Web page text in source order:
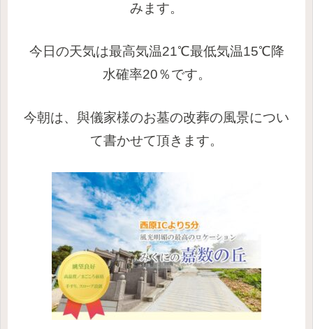
みます。
今日の天気は最高気温21℃最低気温15℃降
水確率20％です。
今朝は、與儀家様のお墓の改葬の風景につい
て書かせて頂きます。